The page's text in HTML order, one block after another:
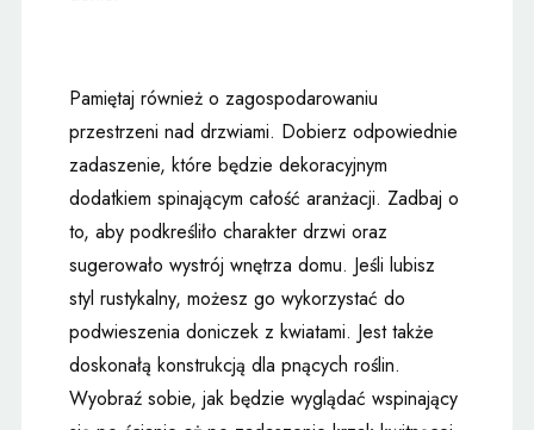
Pamiętaj również o zagospodarowaniu
przestrzeni nad drzwiami. Dobierz odpowiednie
zadaszenie, które będzie dekoracyjnym
dodatkiem spinającym całość aranżacji. Zadbaj o
to, aby podkreśliło charakter drzwi oraz
sugerowało wystrój wnętrza domu. Jeśli lubisz
styl rustykalny, możesz go wykorzystać do
podwieszenia doniczek z kwiatami. Jest także
doskonałą konstrukcją dla pnących roślin.
Wyobraź sobie, jak będzie wyglądać wspinający